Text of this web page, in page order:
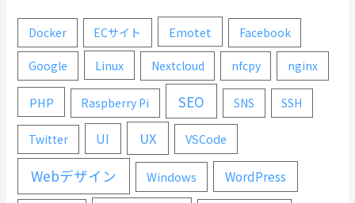
Docker ECサイト Emotet Facebook
Google Linux Nextcloud nfcpy nginx
PHP Raspberry Pi SEO SNS SSH
Twitter UI UX VSCode
Webデザイン Windows WordPress